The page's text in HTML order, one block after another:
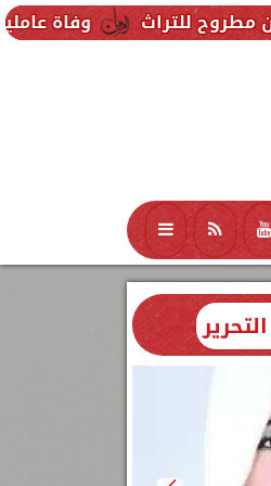
وفاة عاملين متأثرين
منوعات محافظات